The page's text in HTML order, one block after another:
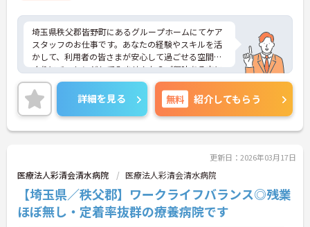
埼玉県秩父郡皆野町にあるグループホームにてケア
スタッフのお仕事です。あなたの経験やスキルを活
かして、利用者の皆さまが安心して過ごせる空間づ
くりにチャレンジしてみませんか？ご興味ある方に
は、面接対策ポイントなど、さらに詳細をお話しい
たしますのでお気軽にご相談ください。
詳細を見る 無料 紹介してもらう
更新日：2026年03月17日
医療法人彩清会清水病院 医療法人彩清会清水病院
【埼玉県／秩父郡】ワークライフバランス◎残業
ほぼ無し・定着率抜群の療養病院です